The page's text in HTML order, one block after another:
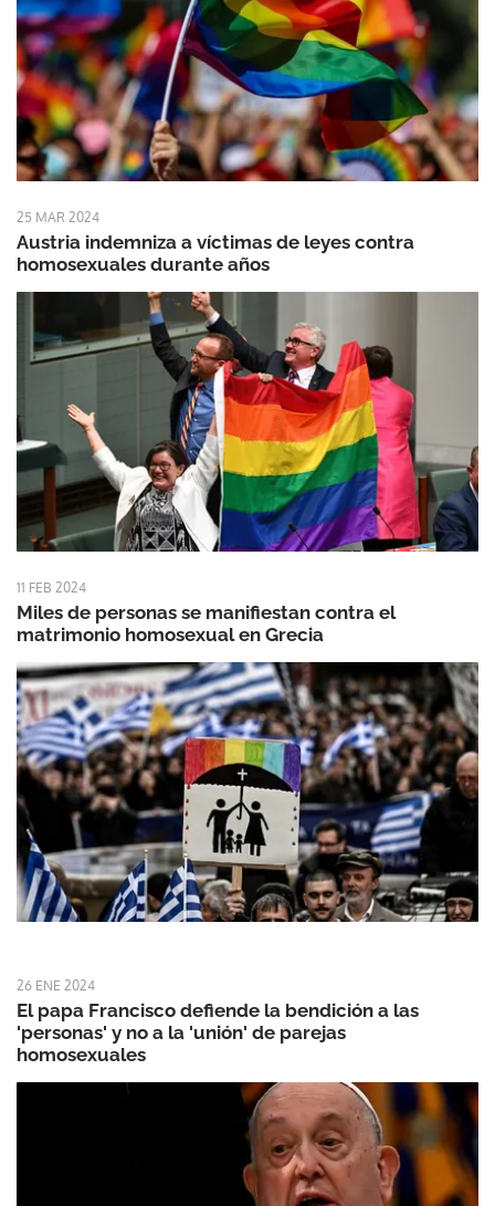
25 MAR 2024
Austria indemniza a víctimas de leyes contra
homosexuales durante años
11 FEB 2024
Miles de personas se manifiestan contra el
matrimonio homosexual en Grecia
26 ENE 2024
El papa Francisco defiende la bendición a las
'personas' y no a la 'unión' de parejas
homosexuales